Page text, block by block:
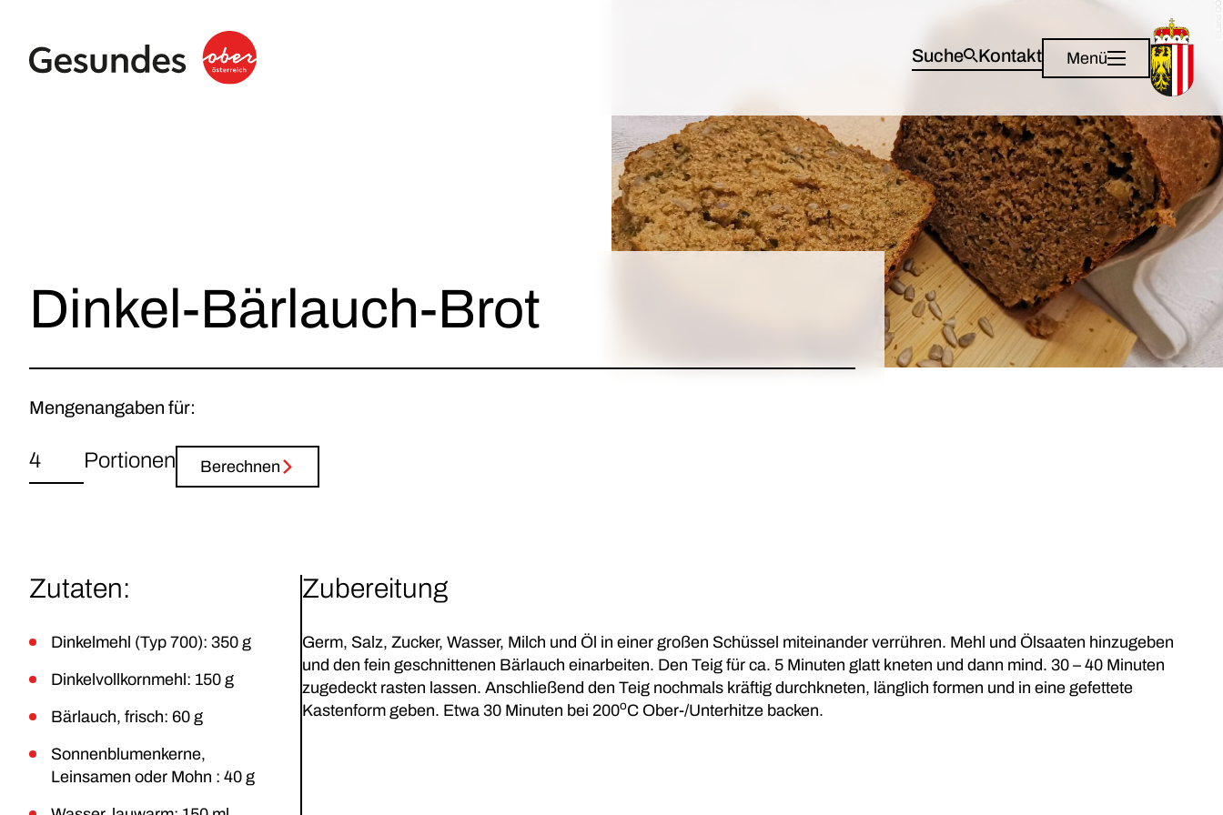
Suche Kontakt Menü
Dinkel-Bärlauch-Brot
Mengenangaben für:
Portionen Berechnen
Zutaten:
Dinkelmehl (Typ 700): 350 g
Dinkelvollkornmehl: 150 g
Bärlauch, frisch: 60 g
Sonnenblumenkerne,
Leinsamen oder Mohn : 40 g
Zubereitung
Germ, Salz, Zucker, Wasser, Milch und Öl in einer großen Schüssel miteinander verrühren. Mehl und Ölsaaten hinzugeben
und den fein geschnittenen Bärlauch einarbeiten. Den Teig für ca. 5 Minuten glatt kneten und dann mind. 30 – 40 Minuten
zugedeckt rasten lassen. Anschließend den Teig nochmals kräftig durchkneten, länglich formen und in eine gefettete
Kastenform geben. Etwa 30 Minuten bei 200oC Ober-/Unterhitze backen.